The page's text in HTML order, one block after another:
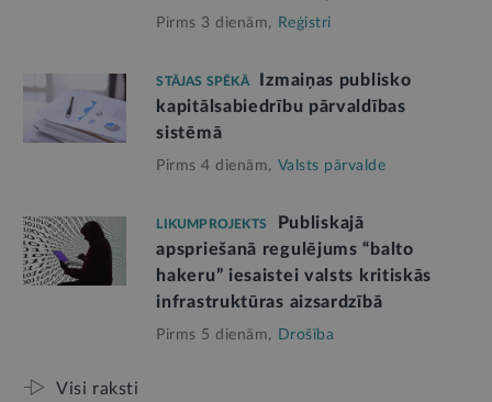
Pirms 3 dienām, Reģistri
STĀJAS SPĒKĀ
Izmaiņas publisko
kapitālsabiedrību pārvaldības
sistēmā
Pirms 4 dienām, Valsts pārvalde
LIKUMPROJEKTS
Publiskajā
apspriešanā regulējums “balto
hakeru” iesaistei valsts kritiskās
infrastruktūras aizsardzībā
Pirms 5 dienām, Drošība
Visi raksti